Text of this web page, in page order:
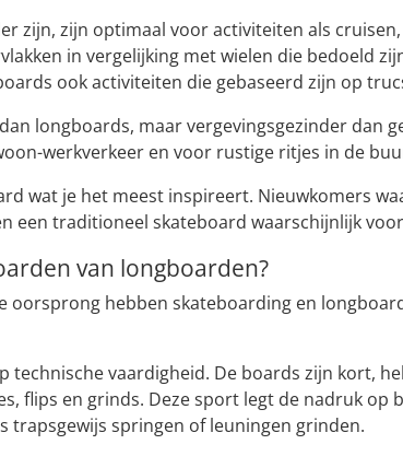
zijn, zijn optimaal voor activiteiten als
in vergelijking met wielen die bedoeld
ook activiteiten die gebaseerd zijn op
longboards, maar vergevingsgezinder dan
werkverkeer en voor rustige ritjes in de
wat je het meest inspireert. Nieuwkomers
een traditioneel skateboard waarschijnlijk
van longboarden?
oorsprong hebben skateboarding en
technische vaardigheid. De boards zijn kort,
flips en grinds. Deze sport legt de nadruk
trapsgewijs springen of leuningen grinden.